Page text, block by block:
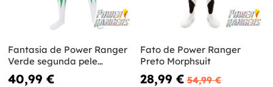
Fantasia de Power Ranger
Verde segunda pele
tamanho grande
40,99 €
Fato de Power Ranger
Preto Morphsuit
28,99 € 54,99 €